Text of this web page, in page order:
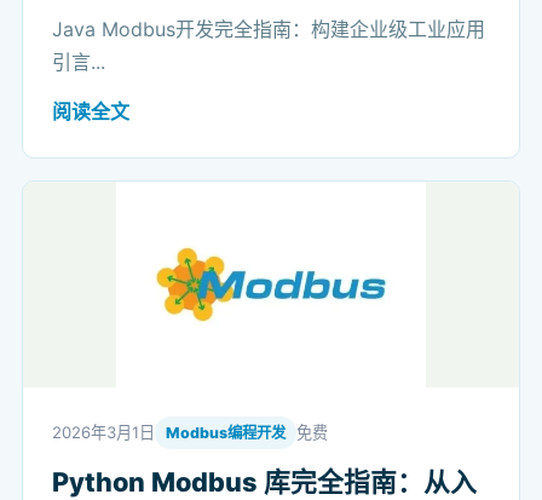
Java Modbus开发完全指南：构建企业级工业应用
引言...
阅读全文
2026年3月1日 Modbus编程开发 免费
Python Modbus 库完全指南：从入